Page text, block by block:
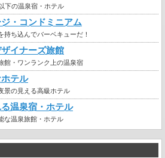
下の温泉宿・ホテル
・コンドミニアム
持ち込んでバーベキューだ！
イナーズ旅館
館・ワンランク上の温泉宿
テル
景の見える高級ホテル
温泉宿・ホテル
な温泉旅館・ホテル